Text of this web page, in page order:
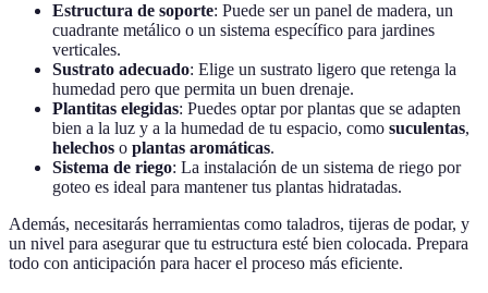
Estructura de soporte: Puede ser un panel de madera, un
cuadrante metálico o un sistema específico para jardines
verticales.
Sustrato adecuado: Elige un sustrato ligero que retenga la
humedad pero que permita un buen drenaje.
Plantitas elegidas: Puedes optar por plantas que se adapten
bien a la luz y a la humedad de tu espacio, como suculentas,
helechos o plantas aromáticas.
Sistema de riego: La instalación de un sistema de riego por
goteo es ideal para mantener tus plantas hidratadas.
Además, necesitarás herramientas como taladros, tijeras de podar, y
un nivel para asegurar que tu estructura esté bien colocada. Prepara
todo con anticipación para hacer el proceso más eficiente.